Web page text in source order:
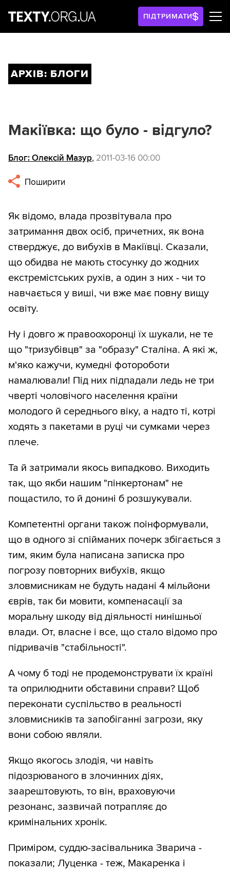
ПІДТРИМАТИ
АРХІВ: БЛОГИ
Макіївка: що було - відгуло?
Блог: Олексій Мазур, 2011-03-16 00:00
Поширити
Як відомо, влада прозвітувала про
затримання двох осіб, причетних, як вона
стверджує, до вибухів в Макіївці. Сказали,
що обидва не мають стосунку до жодних
екстремістських рухів, а один з них - чи то
навчається у виші, чи вже має повну вищу
освіту.
Ну і довго ж правоохоронці їх шукали, не те
що "тризубівцв" за "образу" Сталіна. А які ж,
м'яко кажучи, кумедні фотороботи
намалювали! Під них підпадали ледь не три
чверті чоловічого населення країни
молодого й середнього віку, а надто ті, котрі
ходять з пакетами в руці чи сумками через
плече.
Та й затримали якось випадково. Виходить
так, що якби нашим "пінкертонам" не
пощастило, то й донині б розшукували.
Компетентні органи також поінформували,
що в одного зі спійманих почерк збігається з
тим, яким була написана записка про
погрозу повторних вибухів, якщо
зловмисникам не будуть надані 4 мільйони
єврів, так би мовити, компенасації за
моральну шкоду від діяльності нинішньої
влади. От, власне і все, що стало відомо про
підривачів "стабільності".
А чому б тоді не продемонструвати їх країні
та оприлюднити обставини справи? Щоб
переконати суспільство в реальності
зловмисників та запобіганні загрози, яку
вони собою являли.
Якщо якогось злодія, чи навіть
підозрюваного в злочинних діях,
заарештовують, то він, враховуючи
резонанс, зазвичай потрапляє до
кримінальних хронік.
Приміром, суддю-засівальника Зварича -
показали; Луценка - теж, Макаренка і